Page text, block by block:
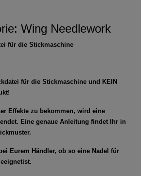
Wing Needlework
für die Stickmaschine
für die Stickmaschine und KEIN
Effekte zu bekommen, wird eine
Eine genaue Anleitung findet Ihr in
Eurem Händler, ob so eine Nadel für